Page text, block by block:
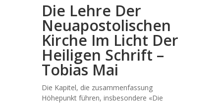
Die Lehre Der
Neuapostolischen
Kirche Im Licht Der
Heiligen Schrift –
Tobias Mai
Die Kapitel, die zusammenfassung
Höhepunkt führen, insbesondere «Die